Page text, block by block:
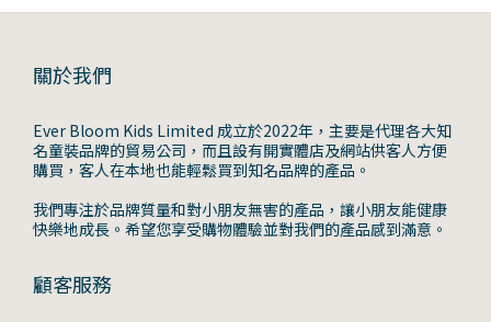
關於我們
Ever Bloom Kids Limited 成立於2022年，主要是代理各大知
名童裝品牌的貿易公司，而且設有開實體店及網站供客人方便
購買，客人在本地也能輕鬆買到知名品牌的產品。
我們專注於品牌質量和對小朋友無害的產品，讓小朋友能健康
快樂地成長。希望您享受購物體驗並對我們的產品感到滿意。
顧客服務